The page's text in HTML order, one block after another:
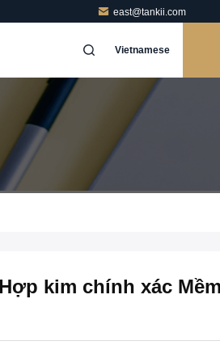
east@tankii.com
Vietnamese
kim chính xác